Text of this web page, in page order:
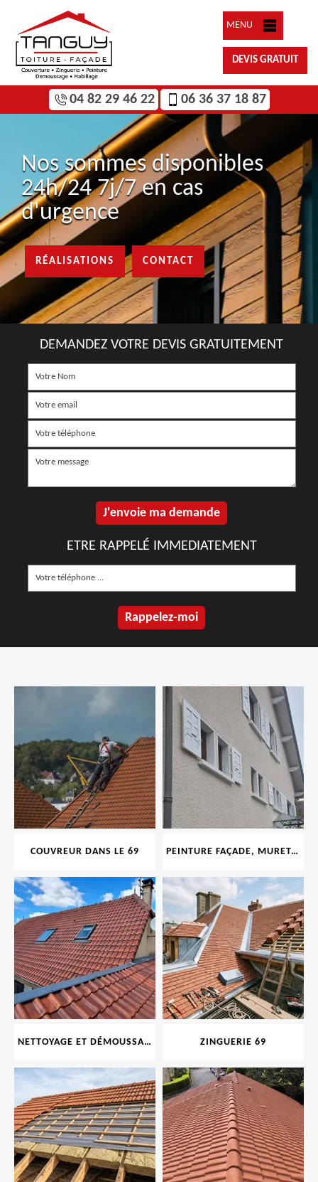
MENU
DEVIS GRATUIT
04 82 29 46 22 06 36 37 18 87
Nos sommes disponibles
24h/24 7j/7 en cas
d'urgence
RÉALISATIONS CONTACT
DEMANDEZ VOTRE DEVIS GRATUITEMENT
ETRE RAPPELÉ IMMEDIATEMENT
COUVREUR DANS LE 69 PEINTURE FAÇADE, MURET, TOITURE, BOISERIE, FERRONERIE, GOUTTIÈRE 69
NETTOYAGE ET DÉMOUSSAGE DE TOITURE ET FAÇADE 69 ZINGUERIE 69